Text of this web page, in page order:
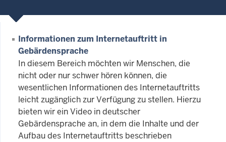
Informationen zum Internetauftritt in
Gebärdensprache
In diesem Bereich möchten wir Menschen, die
nicht oder nur schwer hören können, die
wesentlichen Informationen des Internetauftritts
leicht zugänglich zur Verfügung zu stellen. Hierzu
bieten wir ein Video in deutscher
Gebärdensprache an, in dem die Inhalte und der
Aufbau des Internetauftritts beschrieben